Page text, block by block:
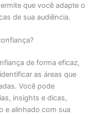
que você adapte o
de sua audiência.
de forma eficaz,
as áreas que
Você pode
insights e dicas,
e alinhado com sua